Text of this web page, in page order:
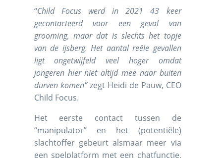
“Child Focus werd in 2021 43 keer
gecontacteerd voor een geval van
grooming, maar dat is slechts het topje
van de ijsberg. Het aantal reële gevallen
ligt ongetwijfeld veel hoger omdat
jongeren hier niet altijd mee naar buiten
durven komen”zegt Heidi de Pauw, CEO
Child Focus.
Het eerste contact tussen de
“manipulator” en het (potentiële)
slachtoffer gebeurt alsmaar meer via
een spelplatform met een chatfunctie,